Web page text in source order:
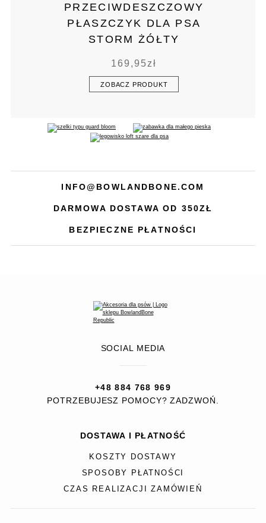
PRZECIWDESZCZOWY
PŁASZCZYK DLA PSA
STORM ŻÓŁTY
169,95zł
ZOBACZ PRODUKT
INFO@BOWLANDBONE.COM
DARMOWA DOSTAWA OD 350ZŁ
BEZPIECZNE PŁATNOŚCI
SOCIAL MEDIA
+48 884 768 969
POTRZEBUJESZ POMOCY? ZADZWOŃ.
DOSTAWA I PŁATNOŚĆ
KOSZTY DOSTAWY
SPOSOBY PŁATNOŚCI
CZAS REALIZACJI ZAMÓWIEŃ